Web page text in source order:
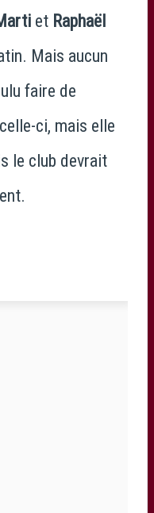
et Raphaël
Mais aucun
faire de
ci, mais elle
le club devrait